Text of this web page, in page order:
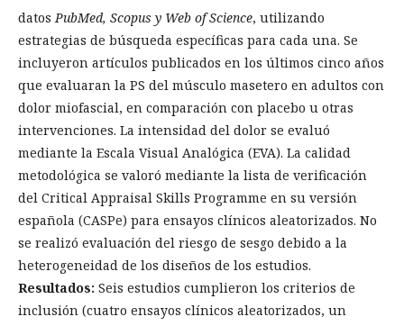
datosPubMed, Scopus y Web of Science, utilizando
estrategias de búsqueda específicas para cada una. Se
incluyeron artículos publicados en los últimos cinco años
que evaluaran la PS del músculo masetero en adultos con
dolor miofascial, en comparación con placebo u otras
intervenciones. La intensidad del dolor se evaluó
mediante la Escala Visual Analógica (EVA). La calidad
metodológica se valoró mediante la lista de verificación
del Critical Appraisal Skills Programme en su versión
española (CASPe) para ensayos clínicos aleatorizados. No
se realizó evaluación del riesgo de sesgo debido a la
heterogeneidad de los diseños de los estudios.
Resultados: Seis estudios cumplieron los criterios de
inclusión (cuatro ensayos clínicos aleatorizados, un